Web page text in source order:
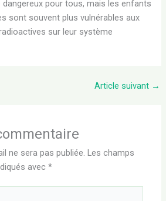
dangereux pour tous, mais les enfants
sont souvent plus vulnérables aux
sur leur système
Article suivant →
ne sera pas publiée. Les champs
avec*